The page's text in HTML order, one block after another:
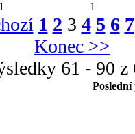
1
1 2 3 4 5 6 7
Konec >>
61 - 90 z